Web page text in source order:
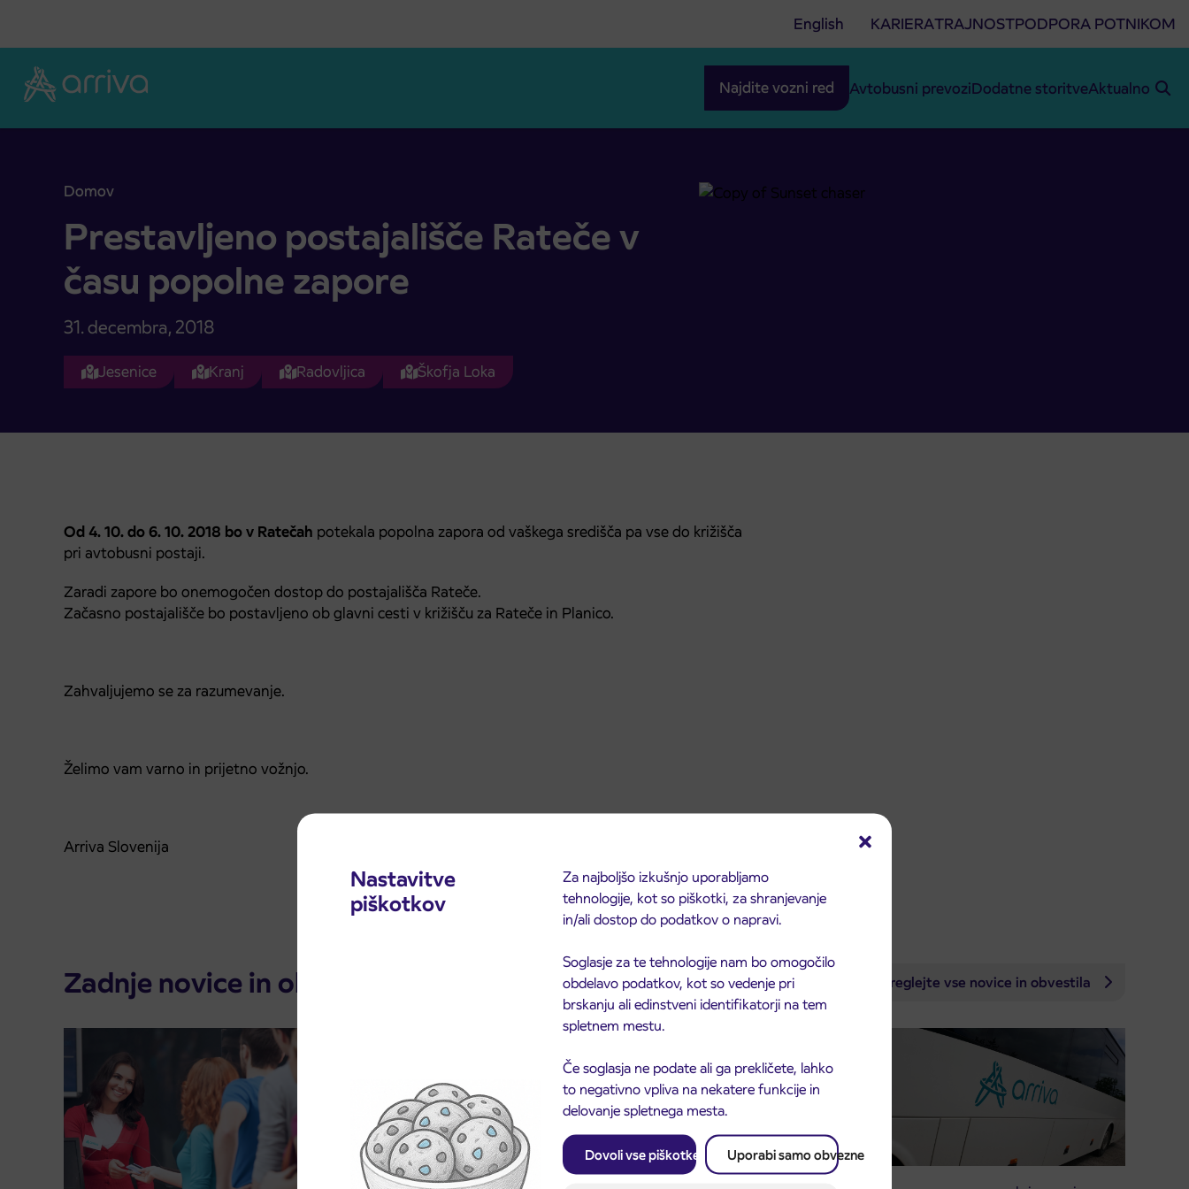
Nastavitve
piškotkov
Za najboljšo izkušnjo uporabljamo
tehnologije, kot so piškotki, za shranjevanje
in/ali dostop do podatkov o napravi.
Soglasje za te tehnologije nam bo omogočilo
obdelavo podatkov, kot so vedenje pri
brskanju ali edinstveni identifikatorji na tem
spletnem mestu.
Če soglasja ne podate ali ga prekličete, lahko
to negativno vpliva na nekatere funkcije in
delovanje spletnega mesta.
Dovoli vse piškotke Uporabi samo obvezne
English KARIERATRAJNOSTPODPORA POTNIKOM
Najdite vozni red Avtobusni prevoziDodatne storitveAktualno
Domov
Prestavljeno postajališče Rateče v času popolne zapore
Prestavljeno postajališče Rateče v
času popolne zapore
31. decembra, 2018
Jesenice Kranj Radovljica Škofja Loka
Od 4. 10. do 6. 10. 2018 bo v Ratečah potekala popolna zapora od vaškega središča pa vse do križišča
pri avtobusni postaji.
Zaradi zapore bo onemogočen dostop do postajališča Rateče.
Začasno postajališče bo postavljeno ob glavni cesti v križišču za Rateče in Planico.
Zahvaljujemo se za razumevanje.
Želimo vam varno in prijetno vožnjo.
Arriva Slovenija
Zadnje novice in obvestila Preglejte vse novice in obvestila